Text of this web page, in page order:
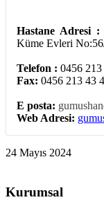
Hastane Adresi :
Küme Evleri
Telefon : 0456
Fax: 0456 213 43
E posta:
Web Adresi:
24 Mayıs 2024
Kurumsal